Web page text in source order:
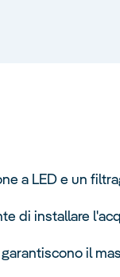
a LED e un
di installare
il